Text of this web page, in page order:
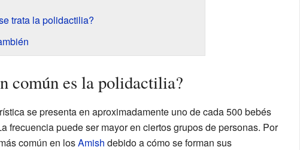
trata la polidactilia?
común es la polidactilia?
se presenta en aproximadamente uno de cada 500 bebés
frecuencia puede ser mayor en ciertos grupos de personas. Por
común en losAmish debido a cómo se forman sus